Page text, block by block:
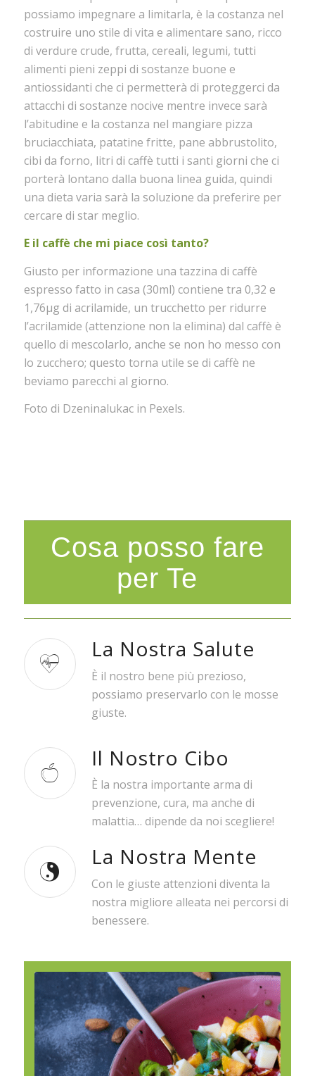
possiamo impegnare a limitarla, è la costanza nel
costruire uno stile di vita e alimentare sano, ricco
di verdure crude, frutta, cereali, legumi, tutti
alimenti pieni zeppi di sostanze buone e
antiossidanti che ci permetterà di proteggerci da
attacchi di sostanze nocive mentre invece sarà
l’abitudine e la costanza nel mangiare pizza
bruciacchiata, patatine fritte, pane abbrustolito,
cibi da forno, litri di caffè tutti i santi giorni che ci
porterà lontano dalla buona linea guida, quindi
una dieta varia sarà la soluzione da preferire per
cercare di star meglio.
E il caffè che mi piace così tanto?
Giusto per informazione una tazzina di caffè
espresso fatto in casa (30ml) contiene tra 0,32 e
1,76μg di acrilamide, un trucchetto per ridurre
l’acrilamide (attenzione non la elimina) dal caffè è
quello di mescolarlo, anche se non ho messo con
lo zucchero; questo torna utile se di caffè ne
beviamo parecchi al giorno.
Foto di Dzeninalukac in Pexels.
Cosa posso fare
per Te
La Nostra Salute
È il nostro bene più prezioso,
possiamo preservarlo con le mosse
giuste.
Il Nostro Cibo
È la nostra importante arma di
prevenzione, cura, ma anche di
malattia… dipende da noi scegliere!
La Nostra Mente
Con le giuste attenzioni diventa la
nostra migliore alleata nei percorsi di
benessere.